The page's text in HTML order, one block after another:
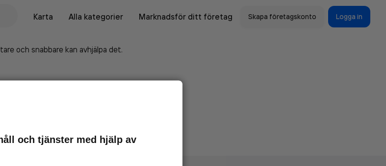
Karta
Alla kategorier Marknadsför ditt företag Skapa företagskonto Logga in
och snabbare kan avhjälpa det.
och tjänster med hjälp av